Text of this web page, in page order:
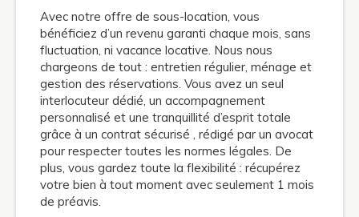
Avec notre offre de sous-location, vous
bénéficiez d’un revenu garanti chaque mois, sans
fluctuation, ni vacance locative. Nous nous
chargeons de tout : entretien régulier, ménage et
gestion des réservations. Vous avez un seul
interlocuteur dédié, un accompagnement
personnalisé et une tranquillité d’esprit totale
grâce à un contrat sécurisé , rédigé par un avocat
pour respecter toutes les normes légales. De
plus, vous gardez toute la flexibilité : récupérez
votre bien à tout moment avec seulement 1 mois
de préavis.